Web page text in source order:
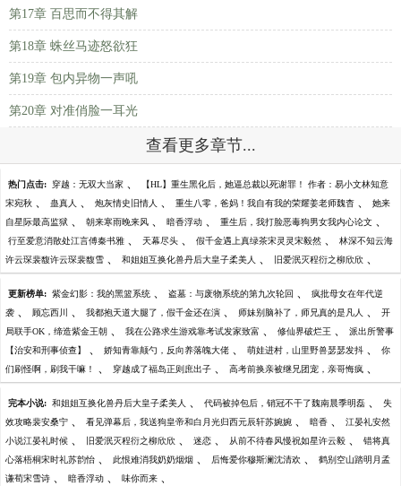
第17章 百思而不得其解
第18章 蛛丝马迹怒欲狂
第19章 包内异物一声吼
第20章 对准俏脸一耳光
查看更多章节...
热门点击: 穿越：无双大当家 、 【HL】重生黑化后，她逼总裁以死谢罪！ 作者：易小文林知意
宋宛秋 、 蛊真人 、 炮灰情史旧情人 、 重生八零，爸妈！我自有我的荣耀姜老师魏杳 、 她来
自星际最高监狱 、 朝来寒雨晚来风 、 暗香浮动 、 重生后，我打脸恶毒狗男女我内心论文 、
行至爱意消散处江言傅秦书雅 、 天幕尽头 、 假千金遇上真绿茶宋灵灵宋毅然 、 林深不知云海
许云琛裴馥许云琛裴馥雪 、 和姐姐互换化兽丹后大皇子柔美人 、 旧爱泯灭程衍之柳欣欣 、
更新榜单: 紫金幻影：我的黑篮系统 、 盗墓：与废物系统的第九次轮回 、 疯批母女在年代逆
袭 、 顾忘西川 、 我都抱天道大腿了，假千金还在演 、 师妹别脑补了，师兄真的是凡人 、 开
局联手OK，缔造紫金王朝 、 我在公路求生游戏靠考试发家致富 、 修仙界破烂王 、 派出所警事
【治安和刑事侦查】 、 娇知青靠颠勺，反向养落魄大佬 、 萌娃进村，山里野兽瑟瑟发抖 、 你
们刷怪啊，刷我干嘛！ 、 穿越成了福岛正则庶出子 、 高考前换亲被继兄团宠，亲哥悔疯 、
完本小说: 和姐姐互换化兽丹后大皇子柔美人 、 代码被掉包后，销冠不干了魏南晨季明磊 、 失
效攻略裴安桑宁 、 看见弹幕后，我送狗皇帝和白月光归西元辰轩苏婉婉 、 暗香 、 江晏礼安然
小说江晏礼时候 、 旧爱泯灭程衍之柳欣欣 、 迷恋 、 从前不待春风慢祝如星许云毅 、 错将真
心落梧桐宋时礼苏韵怡 、 此恨难消我奶奶烟烟 、 后悔爱你穆斯澜沈清欢 、 鹤别空山踏明月孟
谦荀宋雪诗 、 暗香浮动 、 味你而来 、